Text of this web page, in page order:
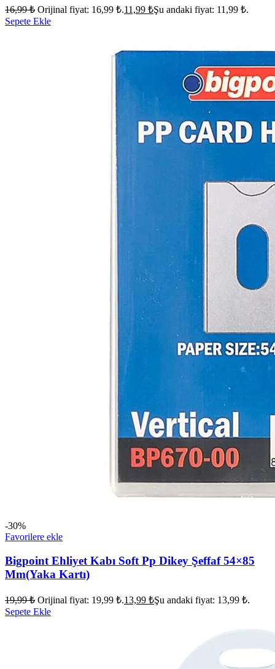
16,99₺ Orijinal fiyat: 16,99 ₺.11,99 ₺Şu andaki fiyat: 11,99 ₺.
Sepete Ekle
-30%
Favorilere ekle
Bigpoint Ehliyet Kabı Soft Pp Dikey Şeffaf 54×85
Mm(Yaka Kartı)
19,99₺ Orijinal fiyat: 19,99 ₺.13,99 ₺Şu andaki fiyat: 13,99 ₺.
Sepete Ekle